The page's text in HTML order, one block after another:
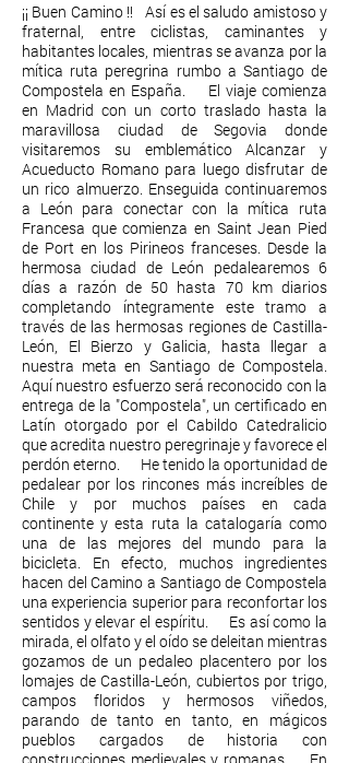
¡¡ Buen Camino !! Así es el saludo amistoso y
fraternal, entre ciclistas, caminantes y
habitantes locales, mientras se avanza por la
mítica ruta peregrina rumbo a Santiago de
Compostela en España. El viaje comienza
en Madrid con un corto traslado hasta la
maravillosa ciudad de Segovia donde
visitaremos su emblemático Alcanzar y
Acueducto Romano para luego disfrutar de
un rico almuerzo. Enseguida continuaremos
a León para conectar con la mítica ruta
Francesa que comienza en Saint Jean Pied
de Port en los Pirineos franceses. Desde la
hermosa ciudad de León pedalearemos 6
días a razón de 50 hasta 70 km diarios
completando íntegramente este tramo a
través de las hermosas regiones de Castilla-
León, El Bierzo y Galicia, hasta llegar a
nuestra meta en Santiago de Compostela.
Aquí nuestro esfuerzo será reconocido con la
entrega de la "Compostela", un certificado en
Latín otorgado por el Cabildo Catedralicio
que acredita nuestro peregrinaje y favorece el
perdón eterno. He tenido la oportunidad de
pedalear por los rincones más increíbles de
Chile y por muchos países en cada
continente y esta ruta la catalogaría como
una de las mejores del mundo para la
bicicleta. En efecto, muchos ingredientes
hacen del Camino a Santiago de Compostela
una experiencia superior para reconfortar los
sentidos y elevar el espíritu. Es así como la
mirada, el olfato y el oído se deleitan mientras
gozamos de un pedaleo placentero por los
lomajes de Castilla-León, cubiertos por trigo,
campos floridos y hermosos viñedos,
parando de tanto en tanto, en mágicos
pueblos cargados de historia con